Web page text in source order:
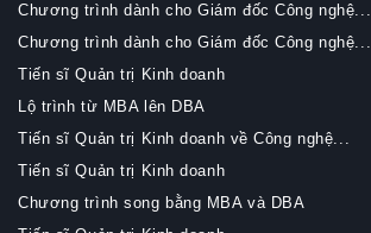
Chương trình dành cho Giám đốc Công nghệ...
Chương trình dành cho Giám đốc Công nghệ...
Tiến sĩ Quản trị Kinh doanh
Lộ trình từ MBA lên DBA
Tiến sĩ Quản trị Kinh doanh về Công nghệ...
Tiến sĩ Quản trị Kinh doanh
Chương trình song bằng MBA và DBA